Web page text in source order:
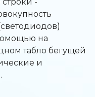
на
табло бегущей
и